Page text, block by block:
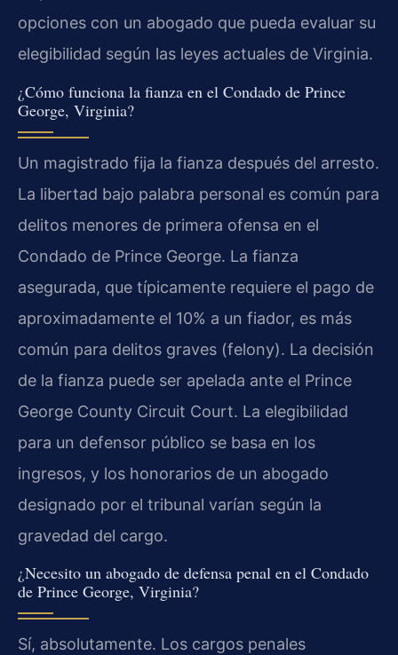
opciones con un abogado que pueda evaluar su
elegibilidad según las leyes actuales de Virginia.
¿Cómo funciona la fianza en el Condado de Prince
George, Virginia?
Un magistrado fija la fianza después del arresto.
La libertad bajo palabra personal es común para
delitos menores de primera ofensa en el
Condado de Prince George. La fianza
asegurada, que típicamente requiere el pago de
aproximadamente el 10% a un fiador, es más
común para delitos graves (felony). La decisión
de la fianza puede ser apelada ante el Prince
George County Circuit Court. La elegibilidad
para un defensor público se basa en los
ingresos, y los honorarios de un abogado
designado por el tribunal varían según la
gravedad del cargo.
¿Necesito un abogado de defensa penal en el Condado
de Prince George, Virginia?
Sí, absolutamente. Los cargos penales